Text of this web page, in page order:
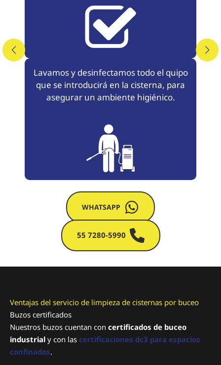
Lavamos y desinfectamos todo el quipo
que se introducirá en la cisterna, para
asegurar un ambiente higiénico.
WHATSAPP
55 7280-5990
Ventajas del servicio de limpieza de cisternas por buceo
Buzos certificados
Nuestros buzos cuentan con certificados de buceo
industrial y con las certificaciones dc3 para espacios
confinados.